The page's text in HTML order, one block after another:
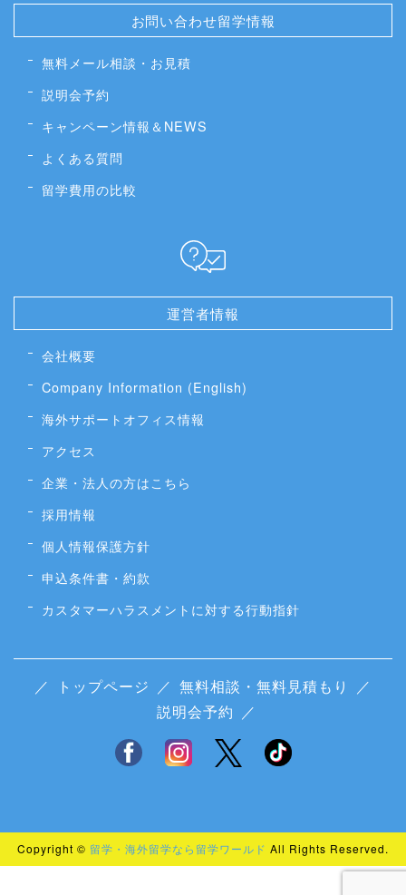
お問い合わせ留学情報
無料メール相談・お見積
説明会予約
キャンペーン情報＆NEWS
よくある質問
留学費用の比較
運営者情報
会社概要
Company Information (English)
海外サポートオフィス情報
アクセス
企業・法人の方はこちら
採用情報
個人情報保護方針
申込条件書・約款
カスタマーハラスメントに対する行動指針
／ トップページ ／ 無料相談・無料見積もり
／
説明会予約 ／
Copyright © 留学・海外留学なら留学ワールド All Rights Reserved.